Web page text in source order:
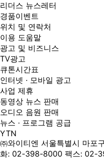
리더스 뉴스레터
경품이벤트
위치 및 연락처
이용 도움말
광고 및 비즈니스
TV광고
큐톤시간표
인터넷 · 모바일 광고
사업 제휴
동영상 뉴스 판매
오디오 음원 판매
뉴스 · 프로그램 공급
YTN
㈜와이티엔 서울특별시 마포
화: 02-398-8000 팩스: 02-